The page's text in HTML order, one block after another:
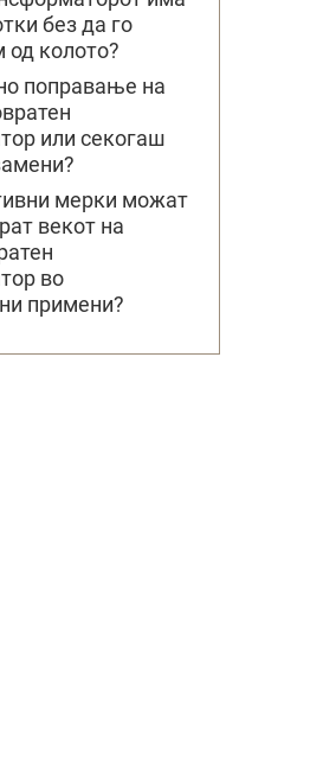
без да го
од колото?
поправање на
или секогаш
мерки можат
векот на
во
примени?